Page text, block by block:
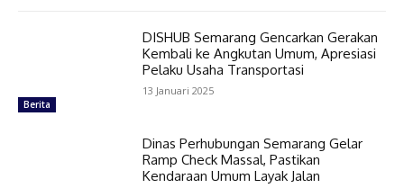
Berita
DISHUB Semarang Gencarkan Gerakan
Kembali ke Angkutan Umum, Apresiasi
Pelaku Usaha Transportasi
13 Januari 2025
Dinas Perhubungan Semarang Gelar
Ramp Check Massal, Pastikan
Kendaraan Umum Layak Jalan